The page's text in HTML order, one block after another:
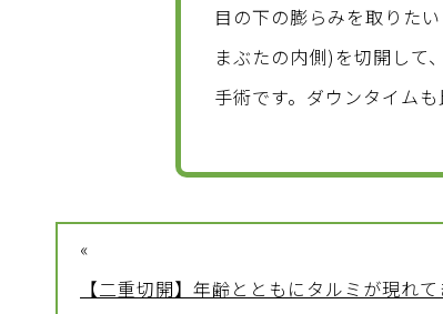
目の下の膨らみを取りた
まぶたの内側)を切開して
手術です。ダウンタイム
«
【二重切開】年齢とともにタルミが現れ